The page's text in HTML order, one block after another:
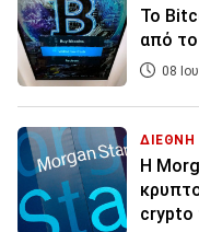
Το
από
08
ΔΙΕΘΝΗ
Η
crypto